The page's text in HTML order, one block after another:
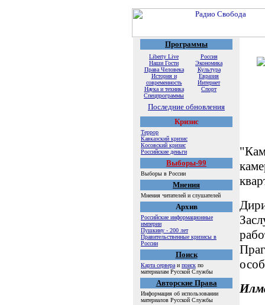
Программы
Liberty Live
Наши Гости
Права Человека
История и
современность
Наука и техника
Спецпрограммы
Россия
Экономика
Культура
Евразия
Интернет
Спорт
Последние обновления
Кризис
Террор
Кавказский кризис
Косовский кризис
Российские деньги
Выборы-99
Выборы в России
Мнения
Мнения читателей и слушателей
Архив
Российские информационные
империи
Пушкину - 200 лет
Правительственные кризисы в
России
Поиск
Карта сервера и поиск по
материалам Русской Службы
Авторские Права
Информация об использовании
материалов Русской Службы